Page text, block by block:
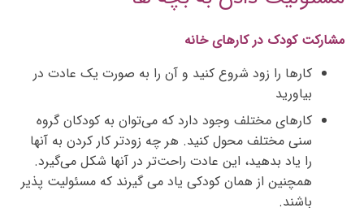
مشارکت کودک در کارهای خانه
کارها را زود شروع کنید و آن را به صورت یک عادت در
بیاورید
کارهای مختلف وجود دارد که می‌توان به کودکان گروه
سنی مختلف محول کنید. هر چه زودتر کار کردن به آنها
را یاد بدهید، این عادت راحت‌تر در آنها شکل می‌گیرد.
همچنین از همان کودکی یاد می گیرند که مسئولیت پذیر
باشند.